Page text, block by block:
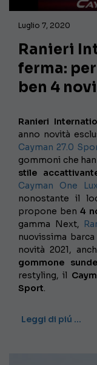
Luglio 7, 2020
Ranieri
ferma:
ben 4
Ranieri
anno novità
Cayman 27.0
gommoni che
stile
Cayman One
nonostante il
propone ben4
gamma Next,
nuovissima
novità 2021,
gommone
restyling, il
Sport.
Leggi di piú …